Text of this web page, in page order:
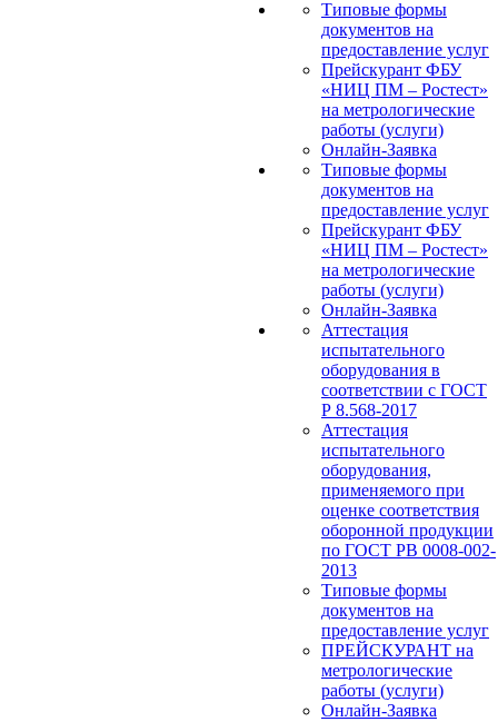
Типовые формы
документов на
предоставление услуг
Прейскурант ФБУ
«НИЦ ПМ – Ростест»
на метрологические
работы (услуги)
Онлайн-Заявка
Типовые формы
документов на
предоставление услуг
Прейскурант ФБУ
«НИЦ ПМ – Ростест»
на метрологические
работы (услуги)
Онлайн-Заявка
Аттестация
испытательного
оборудования в
соответствии с ГОСТ
Р 8.568-2017
Аттестация
испытательного
оборудования,
применяемого при
оценке соответствия
оборонной продукции
по ГОСТ РВ 0008-002-
2013
Типовые формы
документов на
предоставление услуг
ПРЕЙСКУРАНТ на
метрологические
работы (услуги)
Онлайн-Заявка